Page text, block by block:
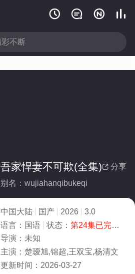
   
 分享
吾家悍妻不可欺(全集)
别名：wujiahanqibukeqi
中国大陆 国产 2026
3.0
语言： 国语 状态： 第24集已完结
导演： 未知
主演： 楚瑷旭,锦超,王双宝,杨清文
更新时间： 2026-03-27